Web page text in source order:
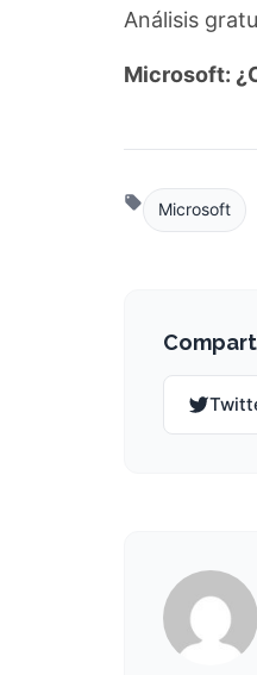
Análisis
Microsoft:
Microsoft